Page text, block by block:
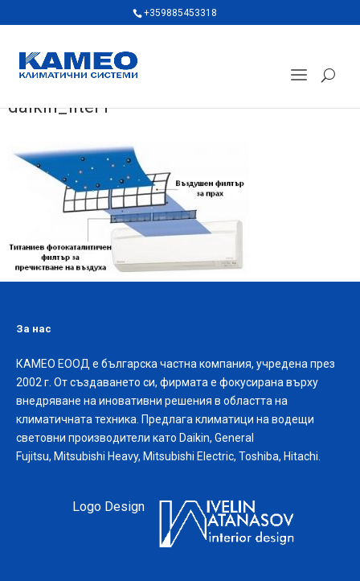
+359885453318
daikin_fiter1
За нас
КАМЕО ЕООД е българска частна компания, учредена през
2002 г. От създаването си, фирмата е фокусирана върху
внедряване на иновативни решения в областта на
климатичната техника. Предлага климатици на водещи
световни производители като Daikin, General
Fujitsu, Mitsubishi Heavy, Mitsubishi Electric, Toshiba, Hitachi.
Logo Design